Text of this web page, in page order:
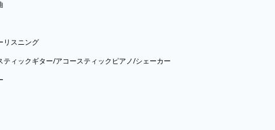
リスニング
ティックギター/アコースティックピアノ/シェーカー